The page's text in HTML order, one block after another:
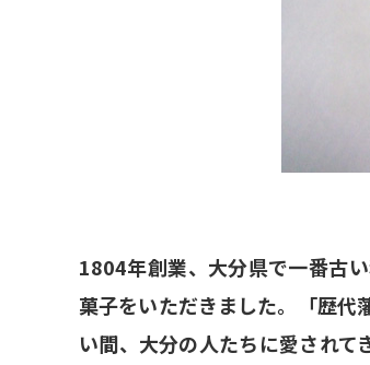
1804年創業、大分県で一番古
菓子をいただきました。「歴代
い間、大分の人たちに愛されて